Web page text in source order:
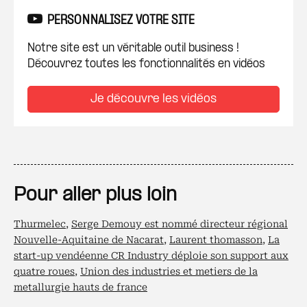
PERSONNALISEZ VOTRE SITE
Notre site est un véritable outil business !
Découvrez toutes les fonctionnalités en vidéos
Je découvre les vidéos
Pour aller plus loin
Thurmelec, Serge Demouy est nommé directeur régional
Nouvelle-Aquitaine de Nacarat, Laurent thomasson, La
start-up vendéenne CR Industry déploie son support aux
quatre roues, Union des industries et metiers de la
metallurgie hauts de france